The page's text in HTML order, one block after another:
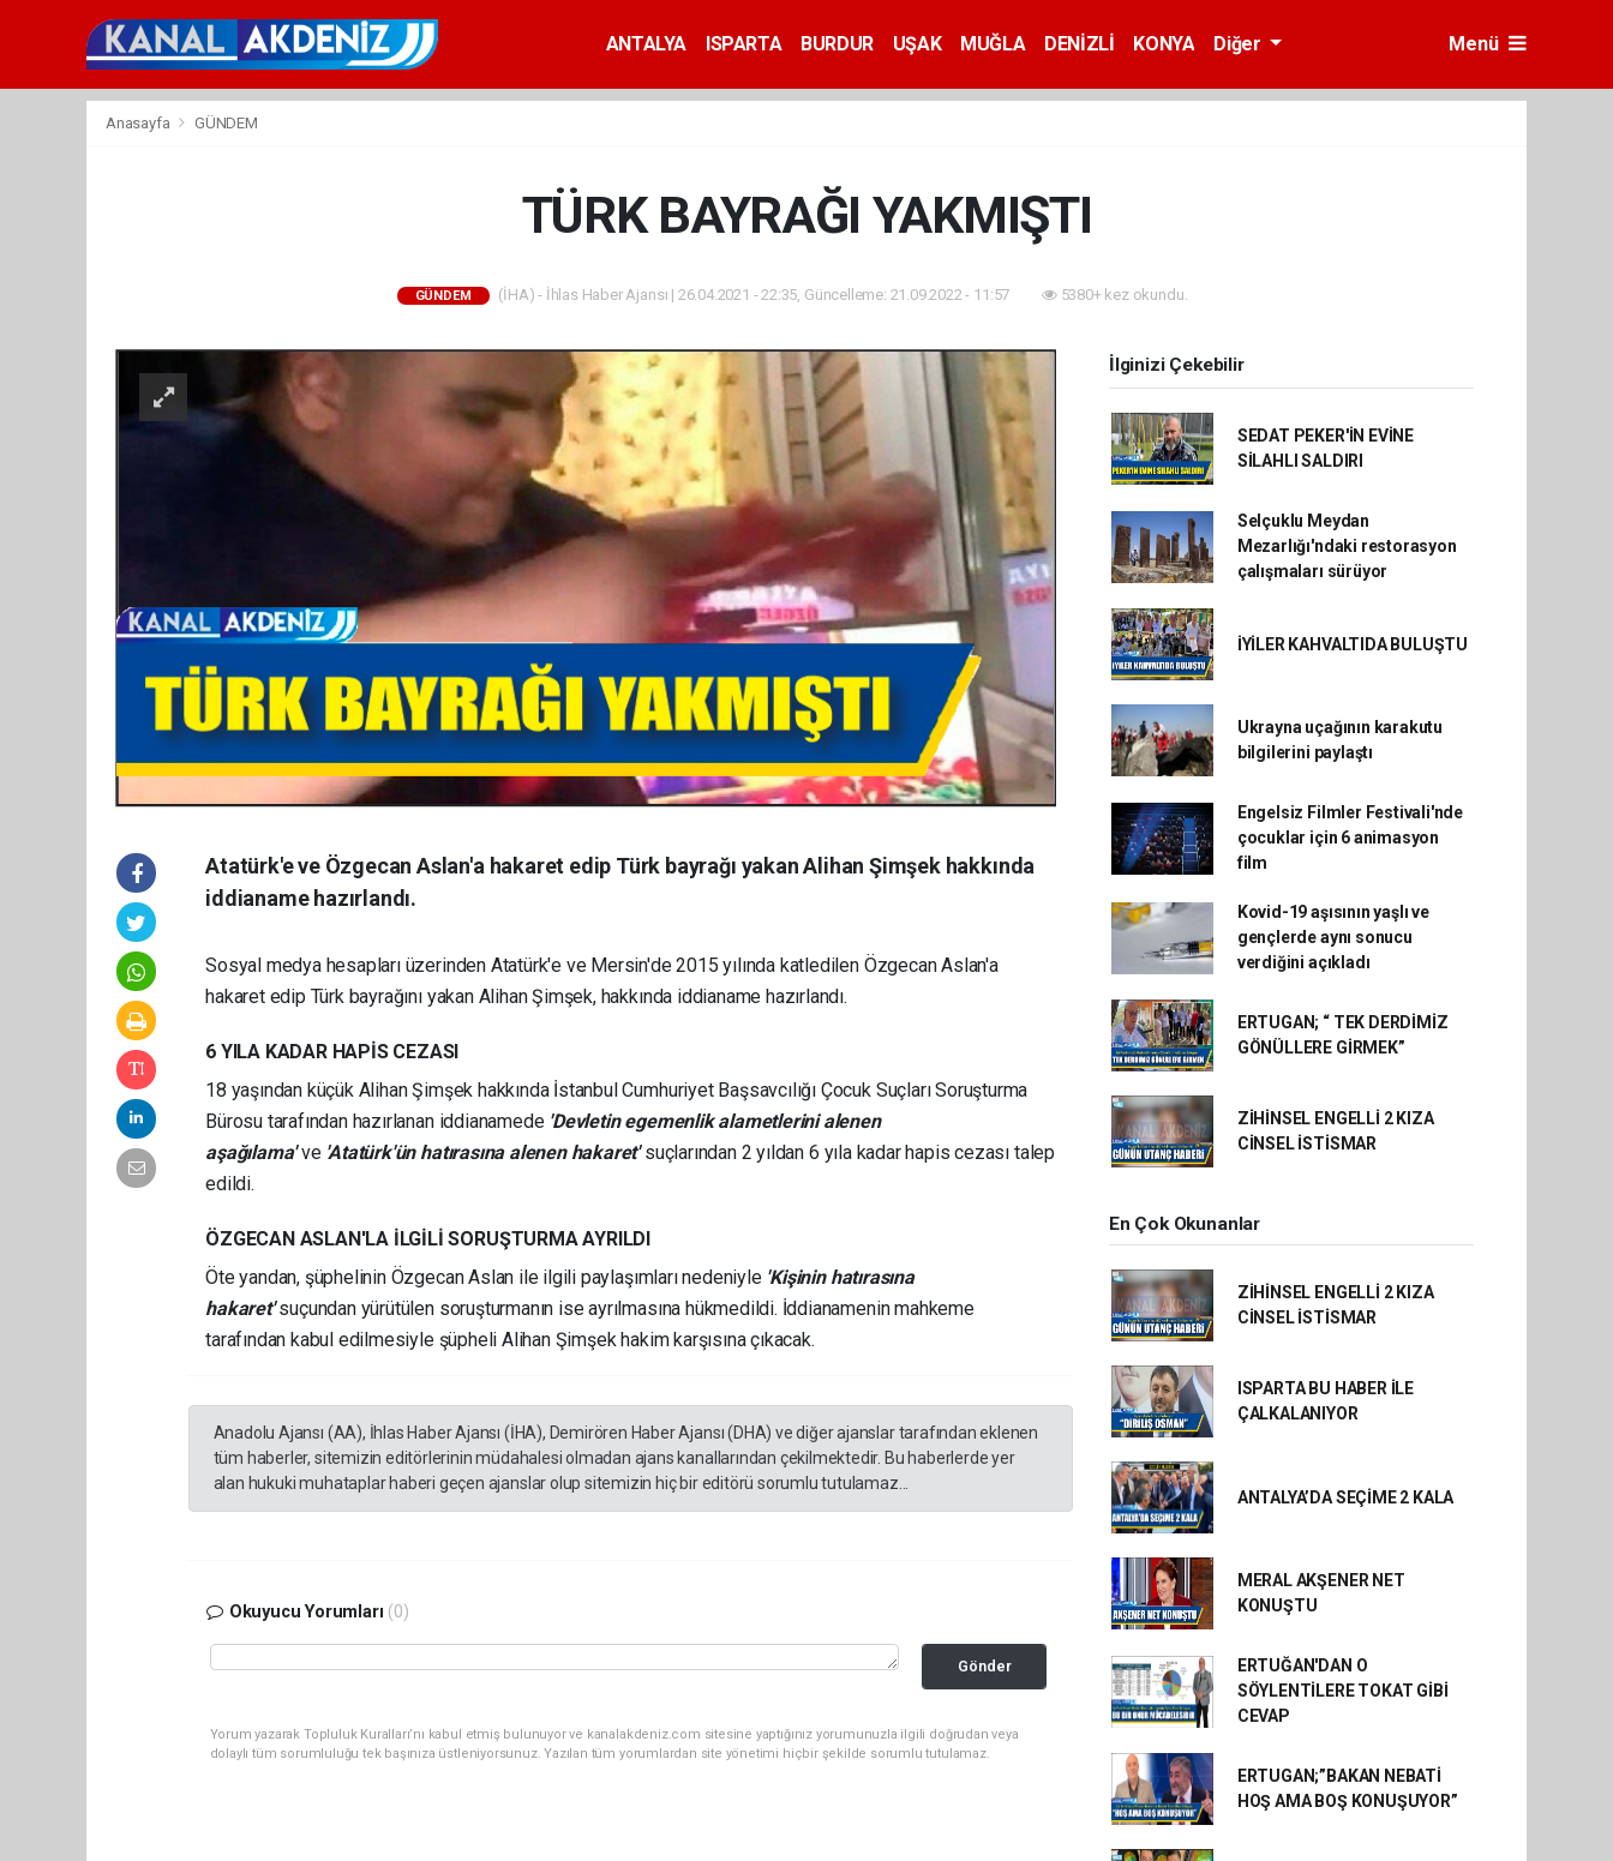
ANTALYA ISPARTA BURDUR UŞAK MUĞLA DENİZLİ KONYA Diğer Menü
Anasayfa GÜNDEM
TÜRK BAYRAĞI YAKMIŞTI
GÜNDEM (İHA) - İhlas Haber Ajansı | 26.04.2021 - 22:35, Güncelleme: 21.09.2022 - 11:57 5380+ kez okundu.
Atatürk'e ve Özgecan Aslan'a hakaret edip Türk bayrağı yakan Alihan Şimşek hakkında
iddianame hazırlandı.
Sosyal medya hesapları üzerinden Atatürk'e ve Mersin'de 2015 yılında katledilen Özgecan Aslan'a
hakaret edip Türk bayrağını yakan Alihan Şimşek, hakkında iddianame hazırlandı.
6 YILA KADAR HAPİS CEZASI
18 yaşından küçük Alihan Şimşek hakkında İstanbul Cumhuriyet Başsavcılığı Çocuk Suçları Soruşturma
Bürosu tarafından hazırlanan iddianamede 'Devletin egemenlik alametlerini alenen
aşağılama've 'Atatürk'ün hatırasına alenen hakaret'suçlarından 2 yıldan 6 yıla kadar hapis cezası talep
edildi.
ÖZGECAN ASLAN'LA İLGİLİ SORUŞTURMA AYRILDI
Öte yandan, şüphelinin Özgecan Aslan ile ilgili paylaşımları nedeniyle'Kişinin hatırasına
hakaret'suçundan yürütülen soruşturmanın ise ayrılmasına hükmedildi. İddianamenin mahkeme
tarafından kabul edilmesiyle şüpheli Alihan Şimşek hakim karşısına çıkacak.
Anadolu Ajansı (AA), İhlas Haber Ajansı (İHA), Demirören Haber Ajansı (DHA) ve diğer ajanslar tarafından eklenen
tüm haberler, sitemizin editörlerinin müdahalesi olmadan ajans kanallarından çekilmektedir. Bu haberlerde yer
alan hukuki muhataplar haberi geçen ajanslar olup sitemizin hiç bir editörü sorumlu tutulamaz...
Okuyucu Yorumları (0)
Gönder
Yorum yazarak Topluluk Kuralları’nı kabul etmiş bulunuyor ve kanalakdeniz.com sitesine yaptığınız yorumunuzla ilgili doğrudan veya
dolaylı tüm sorumluluğu tek başınıza üstleniyorsunuz. Yazılan tüm yorumlardan site yönetimi hiçbir şekilde sorumlu tutulamaz.
İlginizi Çekebilir
SEDAT PEKER'İN EVİNE
SİLAHLI SALDIRI
Selçuklu Meydan
Mezarlığı'ndaki restorasyon
çalışmaları sürüyor
İYİLER KAHVALTIDA BULUŞTU
Ukrayna uçağının karakutu
bilgilerini paylaştı
Engelsiz Filmler Festivali'nde
çocuklar için 6 animasyon
film
Kovid-19 aşısının yaşlı ve
gençlerde aynı sonucu
verdiğini açıkladı
ERTUGAN; “ TEK DERDİMİZ
GÖNÜLLERE GİRMEK”
ZİHİNSEL ENGELLİ 2 KIZA
CİNSEL İSTİSMAR
En Çok Okunanlar
ZİHİNSEL ENGELLİ 2 KIZA
CİNSEL İSTİSMAR
ISPARTA BU HABER İLE
ÇALKALANIYOR
ANTALYA’DA SEÇİME 2 KALA
MERAL AKŞENER NET
KONUŞTU
ERTUĞAN'DAN O
SÖYLENTİLERE TOKAT GİBİ
CEVAP
ERTUGAN;”BAKAN NEBATİ
HOŞ AMA BOŞ KONUŞUYOR”